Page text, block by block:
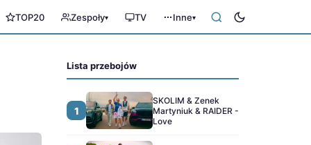
TOP20 Zespoły▾ TV Inne▾
Lista przebojów
1
SKOLIM & Zenek
Martyniuk & RAIDER -
Love